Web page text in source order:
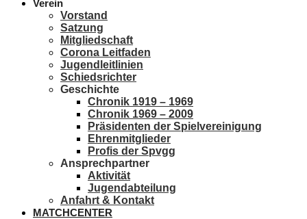
Verein
Vorstand
Satzung
Mitgliedschaft
Corona Leitfaden
Jugendleitlinien
Schiedsrichter
Geschichte
Chronik 1919 – 1969
Chronik 1969 – 2009
Präsidenten der Spielvereinigung
Ehrenmitglieder
Profis der Spvgg
Ansprechpartner
Aktivität
Jugendabteilung
Anfahrt & Kontakt
MATCHCENTER